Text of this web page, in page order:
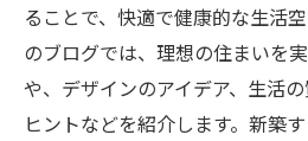
ることで、快適で健康的な生活
のブログでは、理想の住まいを
や、デザインのアイデア、生活
ヒントなどを紹介します。新築